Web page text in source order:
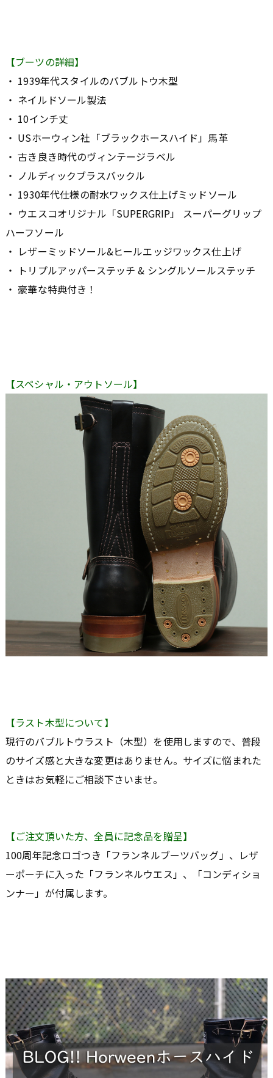
【ブーツの詳細】
・ 1939年代スタイルのバブルトウ木型
・ ネイルドソール製法
・ 10インチ丈
・ USホーウィン社「ブラックホースハイド」馬革
・ 古き良き時代のヴィンテージラベル
・ ノルディックブラスバックル
・ 1930年代仕様の耐水ワックス仕上げミッドソール
・ ウエスコオリジナル「SUPERGRIP」 スーパーグリップ
ハーフソール
・ レザーミッドソール&ヒールエッジワックス仕上げ
・ トリプルアッパーステッチ & シングルソールステッチ
・ 豪華な特典付き！
【スペシャル・アウトソール】
【ラスト木型について】
現行のバブルトウラスト（木型）を使用しますので、普段
のサイズ感と大きな変更はありません。サイズに悩まれた
ときはお気軽にご相談下さいませ。
【ご注文頂いた方、全員に記念品を贈呈】
100周年記念ロゴつき「フランネルブーツバッグ」、レザ
ーポーチに入った「フランネルウエス」、「コンディショ
ンナー」が付属します。